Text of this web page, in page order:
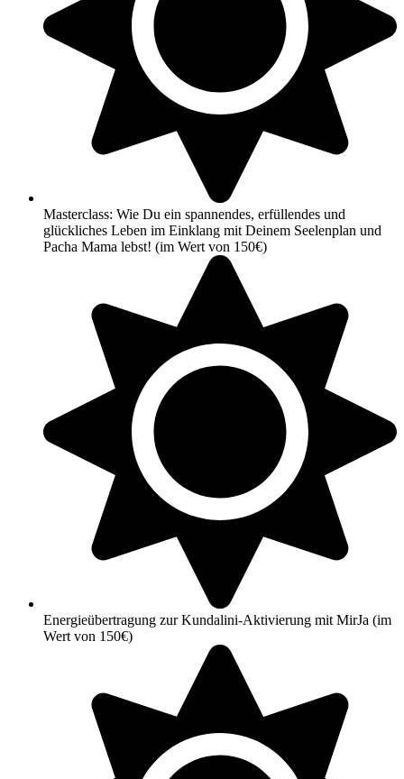
Masterclass: Wie Du ein spannendes, erfüllendes und
glückliches Leben im Einklang mit Deinem Seelenplan und
Pacha Mama lebst! (im Wert von 150€)
Energieübertragung zur Kundalini-Aktivierung mit MirJa (im
Wert von 150€)